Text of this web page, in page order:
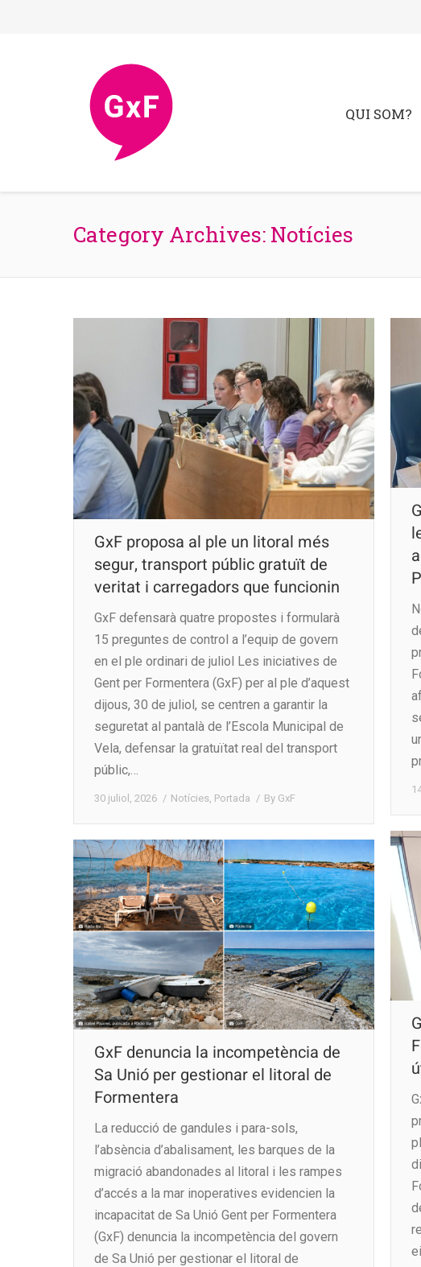
QUI SOM?
Category Archives: Notícies
GxF proposa al ple un litoral més
segur, transport públic gratuït de
veritat i carregadors que funcionin
GxF defensarà quatre propostes i formularà
15 preguntes de control a l’equip de govern
en el ple ordinari de juliol Les iniciatives de
Gent per Formentera (GxF) per al ple d’aquest
dijous, 30 de juliol, se centren a garantir la
seguretat al pantalà de l’Escola Municipal de
Vela, defensar la gratuïtat real del transport
públic,…
30 juliol, 2026 Notícies Portada By GxF
GxF denuncia la incompetència de
Sa Unió per gestionar el litoral de
Formentera
La reducció de gandules i para-sols,
l’absència d’abalisament, les barques de la
migració abandonades al litoral i les rampes
d’accés a la mar inoperatives evidencien la
incapacitat de Sa Unió Gent per Formentera
(GxF) denuncia la incompetència del govern
de Sa Unió per gestionar el litoral de